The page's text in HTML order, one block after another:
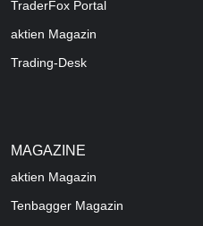
TraderFox Portal
aktien Magazin
Trading-Desk
MAGAZINE
aktien Magazin
Tenbagger Magazin